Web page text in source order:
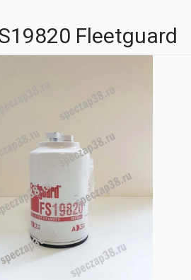
Fleetguard